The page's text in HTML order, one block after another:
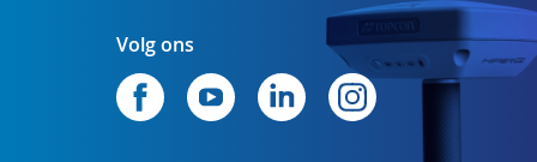
Volg ons